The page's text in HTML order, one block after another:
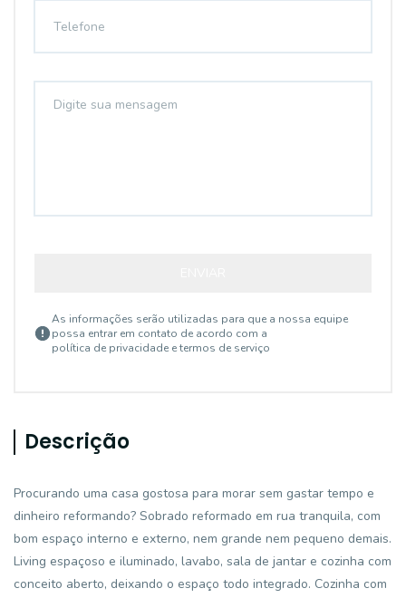
As informações serão utilizadas para que a nossa equipe
possa entrar em contato de acordo com a
política de privacidade e termos de serviço
Descrição
Procurando uma casa gostosa para morar sem gastar tempo e
dinheiro reformando? Sobrado reformado em rua tranquila, com
bom espaço interno e externo, nem grande nem pequeno demais.
Living espaçoso e iluminado, lavabo, sala de jantar e cozinha com
conceito aberto, deixando o espaço todo integrado. Cozinha com